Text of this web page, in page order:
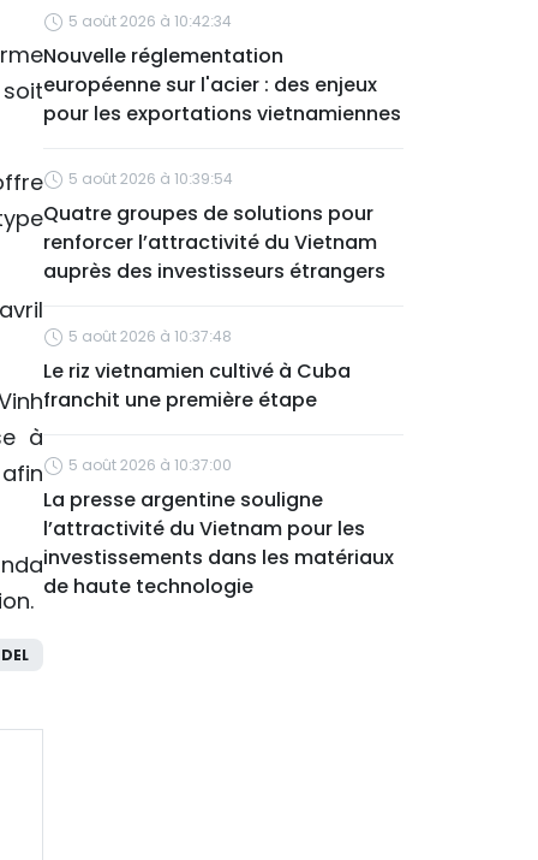
à
5 août 2026 à 10:42:34
Nouvelle réglementation
européenne sur l'acier : des enjeux
pour les exportations vietnamiennes
5 août 2026 à 10:39:54
Quatre groupes de solutions pour
renforcer l’attractivité du Vietnam
auprès des investisseurs étrangers
5 août 2026 à 10:37:48
Le riz vietnamien cultivé à Cuba
franchit une première étape
5 août 2026 à 10:37:00
La presse argentine souligne
l’attractivité du Vietnam pour les
investissements dans les matériaux
de haute technologie